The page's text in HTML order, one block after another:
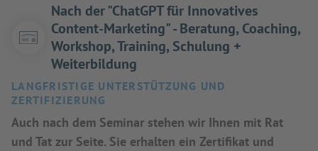
Nach der "ChatGPT für Innovatives
Content-Marketing" - Beratung, Coaching,
Workshop, Training, Schulung +
Weiterbildung
LANGFRISTIGE UNTERSTÜTZUNG UND
ZERTIFIZIERUNG
Auch nach dem Seminar stehen wir Ihnen mit Rat
und Tat zur Seite. Sie erhalten ein Zertifikat und